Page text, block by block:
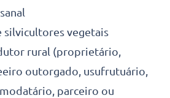
silvicultores vegetais
rural (proprietário,
outorgado, usufrutuário,
parceiro ou